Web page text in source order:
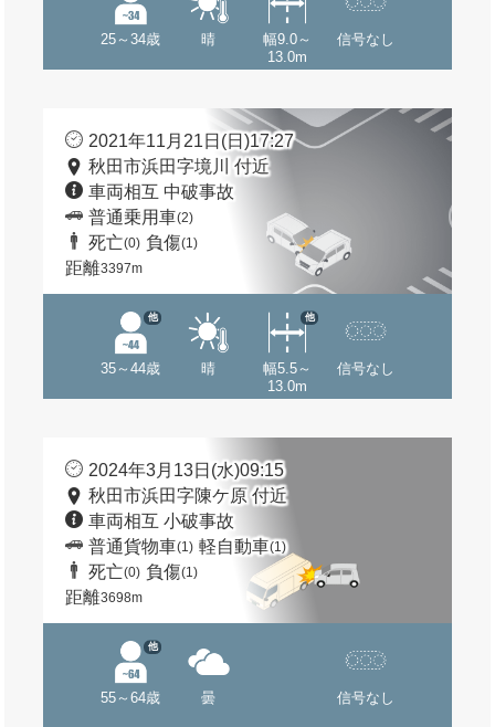
25～34歳 晴
幅9.0～
13.0m
信号なし
2021年11月21日(日)17:27
秋田市浜田字境川 付近
車両相互 中破事故
普通乗用車(2)
死亡(0) 負傷(1)
距離3397m
35～44歳
他
晴
幅5.5～
13.0m
他
信号なし
2024年3月13日(水)09:15
秋田市浜田字陳ケ原 付近
車両相互 小破事故
普通貨物車(1) 軽自動車(1)
死亡(0) 負傷(1)
距離3698m
55～64歳
他
曇 信号なし